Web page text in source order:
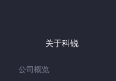
关于科锐
公司概览